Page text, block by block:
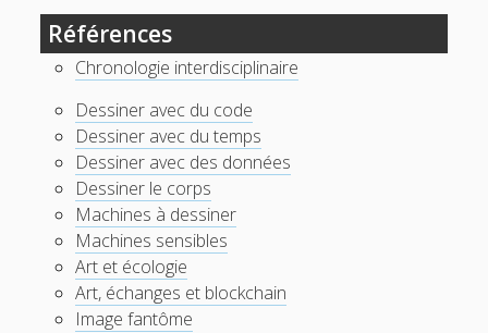
Références
Chronologie interdisciplinaire
Dessiner avec du code
Dessiner avec du temps
Dessiner avec des données
Dessiner le corps
Machines à dessiner
Machines sensibles
Art et écologie
Art, échanges et blockchain
Image fantôme